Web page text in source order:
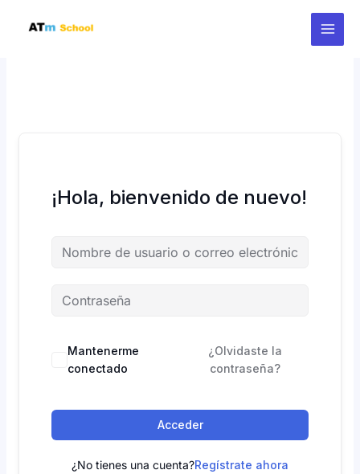
¡Hola, bienvenido de nuevo!
Mantenerme
conectado
¿Olvidaste la
contraseña?
Acceder
¿No tienes una cuenta?Regístrate ahora